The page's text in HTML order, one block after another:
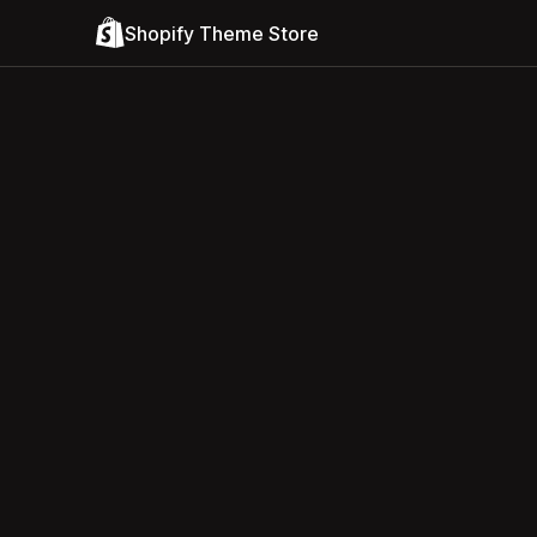
Shopify Theme Store